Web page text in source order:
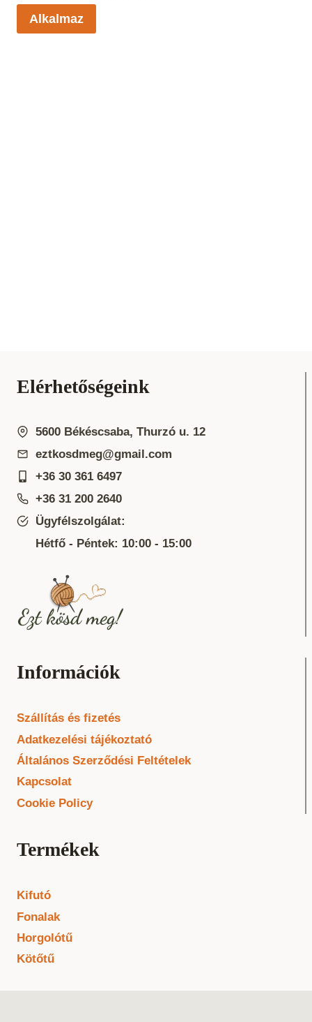
Alkalmaz
Elérhetőségeink
5600 Békéscsaba, Thurzó u. 12
eztkosdmeg@gmail.com
+36 30 361 6497
+36 31 200 2640
Ügyfélszolgálat:
Hétfő - Péntek: 10:00 - 15:00
Információk
Szállítás és fizetés
Adatkezelési tájékoztató
Általános Szerződési Feltételek
Kapcsolat
Cookie Policy
Termékek
Kifutó
Fonalak
Horgolótű
Kötőtű